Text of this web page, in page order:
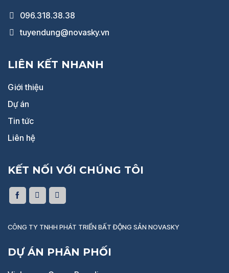
096.318.38.38
tuyendung@novasky.vn
LIÊN KẾT NHANH
Giới thiệu
Dự án
Tin tức
Liên hệ
KẾT NỐI VỚI CHÚNG TÔI
CÔNG TY TNHH PHÁT TRIỂN BẤT ĐỘNG SẢN NOVASKY
DỰ ÁN PHÂN PHỐI